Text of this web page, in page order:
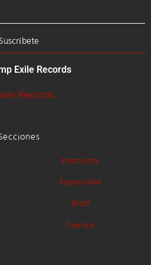
Suscríbete
Exile Records
Podcasts
Especiales
Staff
Tienda